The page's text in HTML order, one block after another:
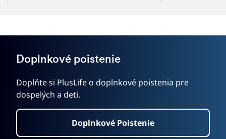
Doplnkové poistenie
Doplňte si PlusLife o doplnkové poistenia pre
dospelých a deti.
Doplnkové Poistenie